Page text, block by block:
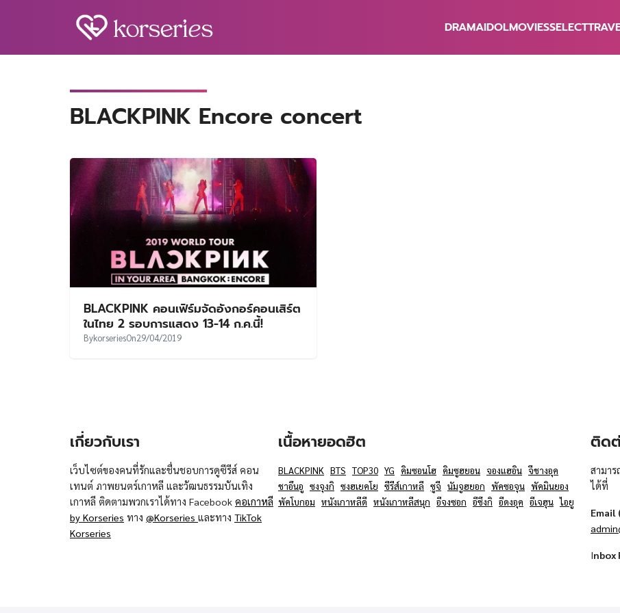
DRAMAIDOLMOVIESSELECT
BLACKPINK Encore concert
BLACKPINK คอนเฟิร์มจัดอังกอร์คอนเสิร์ต
ในไทย 2 รอบการแสดง 13-14 ก.ค.นี้!
BykorseriesOn29/04/2019
เกี่ยวกับเรา
เว็บไซต์ของคนที่รักและชื่นชอบการดูซีรีส์ คอน
เทนต์ ภาพยนตร์เกาหลี และวัฒนธรรมบันเทิง
เกาหลี ติดตามพวกเราได้ทาง Facebook คอเกาหลี
by Korseries ทาง @Korseries และทาง TikTok
Korseries
เนื้อหายอดฮิต
BLACKPINK BTS TOP30 YG คิมซอนโฮ คิมซูฮยอน จองแฮอิน จีชางอุค
ชาอึนอู ซงจุงกิ ซงฮเยคโย ซีรีส์เกาหลี ซูจี นัมจูฮยอก พัคซอจุน พัคมินยอง
พัคโบกอม หนังเกาหลีดี หนังเกาหลีสนุก อีจงซอก อีซึงกิ อีดงอุค อีเจฮุน ไอยู
ติด
สามา
ได้ที่
Email
Inbox